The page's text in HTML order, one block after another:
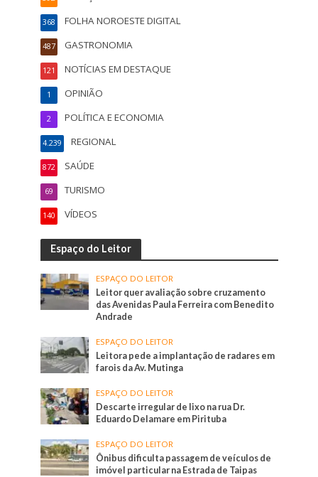
FOLHA NOROESTE DIGITAL
368
GASTRONOMIA
487
NOTÍCIAS EM DESTAQUE
121
OPINIÃO
1
POLÍTICA E ECONOMIA
2
REGIONAL
4.239
SAÚDE
872
TURISMO
69
VÍDEOS
140
Espaço do Leitor
ESPAÇO DO LEITOR
Leitor quer avaliação sobre cruzamento
das Avenidas Paula Ferreira com Benedito
Andrade
ESPAÇO DO LEITOR
Leitora pede a implantação de radares em
farois da Av. Mutinga
ESPAÇO DO LEITOR
Descarte irregular de lixo na rua Dr.
Eduardo Delamare em Pirituba
ESPAÇO DO LEITOR
Ônibus dificulta passagem de veículos de
imóvel particular na Estrada de Taipas